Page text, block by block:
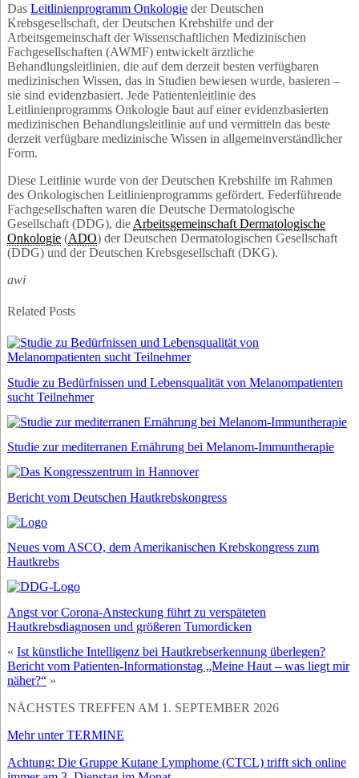
Das Leitlinienprogramm Onkologieder Deutschen
Krebsgesellschaft, der Deutschen Krebshilfe und der
Arbeitsgemeinschaft der Wissenschaftlichen Medizinischen
Fachgesellschaften (AWMF) entwickelt ärztliche
Behandlungsleitlinien, die auf dem derzeit besten verfügbaren
medizinischen Wissen, das in Studien bewiesen wurde, basieren –
sie sind evidenzbasiert. Jede Patientenleitlinie des
Leitlinienprogramms Onkologie baut auf einer evidenzbasierten
medizinischen Behandlungsleitlinie auf und vermitteln das beste
derzeit verfügbare medizinische Wissen in allgemeinverständlicher
Form.
Diese Leitlinie wurde von der Deutschen Krebshilfe im Rahmen
des Onkologischen Leitlinienprogramms gefördert. Federführende
Fachgesellschaften waren die Deutsche Dermatologische
Gesellschaft (DDG), die Arbeitsgemeinschaft Dermatologische
Onkologie(ADO) der Deutschen Dermatologischen Gesellschaft
(DDG) und der Deutschen Krebsgesellschaft (DKG).
awi
Related Posts
Studie zu Bedürfnissen und Lebensqualität von Melanompatienten
sucht Teilnehmer
Studie zur mediterranen Ernährung bei Melanom-Immuntherapie
Bericht vom Deutschen Hautkrebskongress
Neues vom ASCO, dem Amerikanischen Krebskongress zum
Hautkrebs
Angst vor Corona-Ansteckung führt zu verspäteten
Hautkrebsdiagnosen und größeren Tumordicken
« Ist künstliche Intelligenz bei Hautkrebserkennung überlegen?
Bericht vom Patienten-Informationstag „Meine Haut – was liegt mir
näher?“»
NÄCHSTES TREFFEN AM 1. SEPTEMBER 2026
Mehr unter TERMINE
Achtung: Die Gruppe Kutane Lymphome (CTCL) trifft sich online